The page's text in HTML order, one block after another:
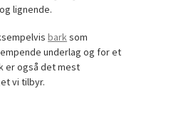
lignende.
barksom
underlag og for et
er også det mest
vi tilbyr.